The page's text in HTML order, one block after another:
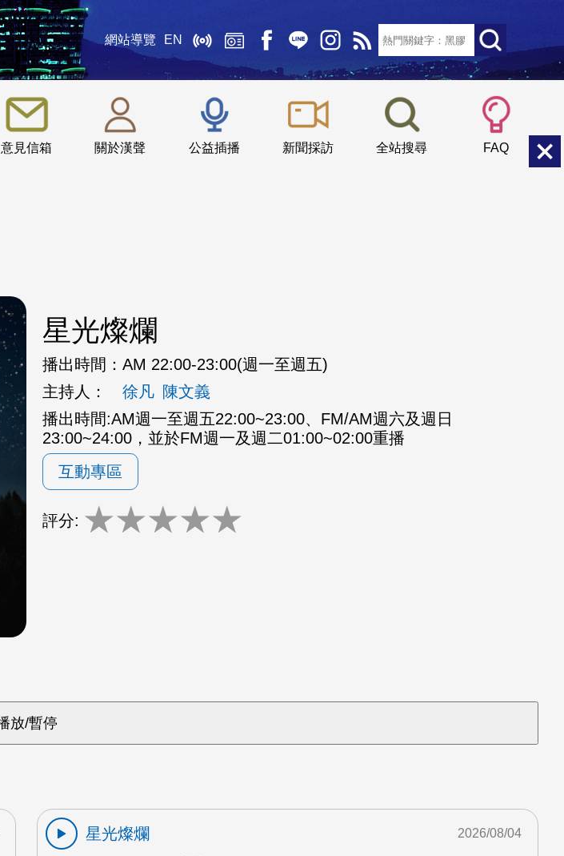
網站導覽 EN
意見信箱 關於漢聲 公益插播 新聞採訪 全站搜尋 FAQ
::: 小 中
星光燦爛
播出時間： AM 22:00-23:00(週一至週五)
主持人：
徐凡 陳文義
播出時間:AM週一至週五22:00~23:00、FM/AM週六及週日
23:00~24:00，並於FM週一及週二01:00~02:00重播
互動專區
評分: ★★★★★
星光燦爛
2026/08/04